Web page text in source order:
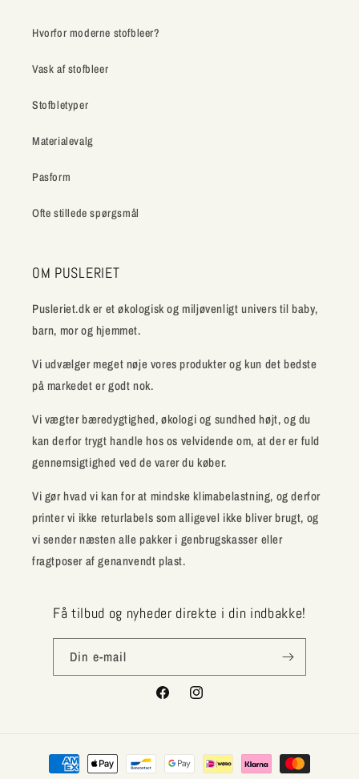
Hvorfor moderne stofbleer?
Vask af stofbleer
Stofbletyper
Materialevalg
Pasform
Ofte stillede spørgsmål
OM PUSLERIET
Pusleriet.dk er et økologisk og miljøvenligt univers til baby,
barn, mor og hjemmet.
Vi udvælger meget nøje vores produkter og kun det bedste
på markedet er godt nok.
Vi vægter bæredygtighed, økologi og sundhed højt, og du
kan derfor trygt handle hos os velvidende om, at der er fuld
gennemsigtighed ved de varer du køber.
Vi gør hvad vi kan for at mindske klimabelastning, og derfor
printer vi ikke returlabels som alligevel ikke bliver brugt, og
vi sender næsten alle pakker i genbrugskasser eller
fragtposer af genanvendt plast.
Få tilbud og nyheder direkte i din indbakke!
Din e-mail
FacebookInstagram
Betalingsmetoder